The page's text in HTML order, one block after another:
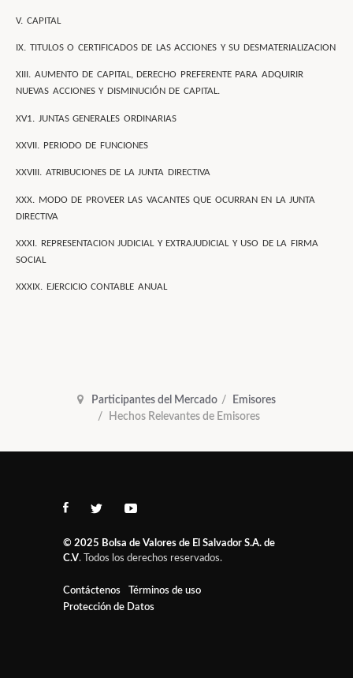
V. CAPITAL
IX. TITULOS O CERTIFICADOS DE LAS ACCIONES Y SU DESMATERIALIZACION
XIII. AUMENTO DE CAPITAL, DERECHO PREFERENTE PARA ADQUIRIR
NUEVAS ACCIONES Y DISMINUCIÓN DE CAPITAL.
XV1. JUNTAS GENERALES ORDINARIAS
XXVII. PERIODO DE FUNCIONES
XXVIII. ATRIBUCIONES DE LA JUNTA DIRECTIVA
XXX. MODO DE PROVEER LAS VACANTES QUE OCURRAN EN LA JUNTA
DIRECTIVA
XXXI. REPRESENTACION JUDICIAL Y EXTRAJUDICIAL Y USO DE LA FIRMA
SOCIAL
XXXIX. EJERCICIO CONTABLE ANUAL
Participantes del Mercado
Emisores
Hechos Relevantes de Emisores
© 2025 Bolsa de Valores de El Salvador S.A. de
C.V. Todos los derechos reservados.
Contáctenos
Términos de uso
Protección de Datos